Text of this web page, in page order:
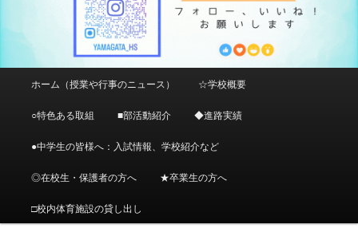
メ
イ
ン
コ
ン
サ
ブ
コ
ン
テ
ホーム（授業や行事のニュース） ☆学校概要
○特色ある取組 ■部活動紹介 ◆進路実績
●中学生の皆様へ：入試情報、学校紹介など
◎在校生・保護者の方へ ★卒業生の方へ
□校内体育施設の貸し出し